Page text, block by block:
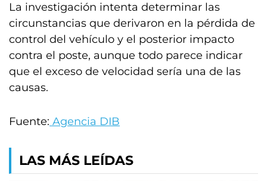
La investigación intenta determinar las
circunstancias que derivaron en la pérdida de
control del vehículo y el posterior impacto
contra el poste, aunque todo parece indicar
que el exceso de velocidad sería una de las
causas.
Fuente: Agencia DIB
LAS MÁS LEÍDAS